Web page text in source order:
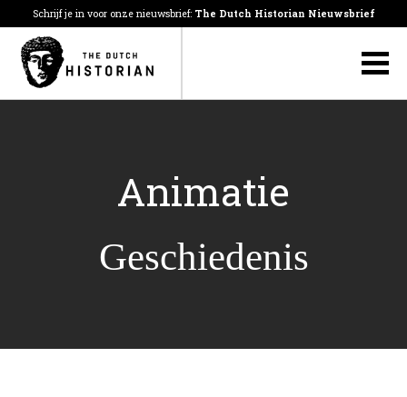
Schrijf je in voor onze nieuwsbrief: The Dutch Historian Nieuwsbrief
Animatie
Geschiedenis